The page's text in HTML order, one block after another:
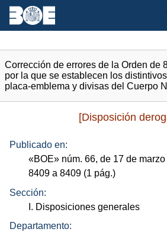
Corrección de errores de la Orden de
por la que se establecen los
placa-emblema y divisas del Cuerpo
[Disposición
Publicado en:
«BOE» núm. 66, de 17 de
8409 a 8409 (1 pág.)
Sección:
I. Disposiciones generales
Departamento: